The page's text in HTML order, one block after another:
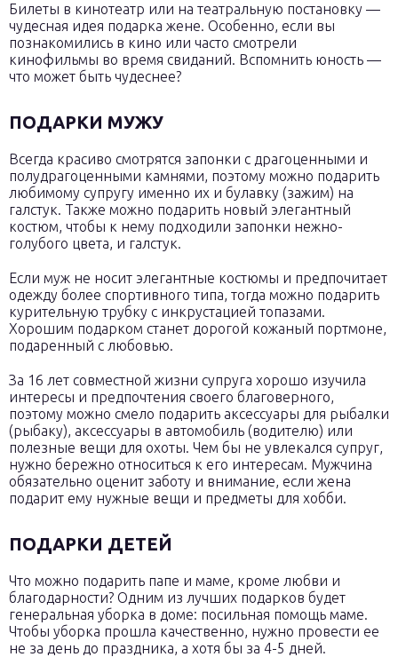
Билеты в кинотеатр или на театральную постановку —
чудесная идея подарка жене. Особенно, если вы
познакомились в кино или часто смотрели
кинофильмы во время свиданий. Вспомнить юность —
что может быть чудеснее?
ПОДАРКИ МУЖУ
Всегда красиво смотрятся запонки с драгоценными и
полудрагоценными камнями, поэтому можно подарить
любимому супругу именно их и булавку (зажим) на
галстук. Также можно подарить новый элегантный
костюм, чтобы к нему подходили запонки нежно-
голубого цвета, и галстук.
Если муж не носит элегантные костюмы и предпочитает
одежду более спортивного типа, тогда можно подарить
курительную трубку с инкрустацией топазами.
Хорошим подарком станет дорогой кожаный портмоне,
подаренный с любовью.
За 16 лет совместной жизни супруга хорошо изучила
интересы и предпочтения своего благоверного,
поэтому можно смело подарить аксессуары для рыбалки
(рыбаку), аксессуары в автомобиль (водителю) или
полезные вещи для охоты. Чем бы не увлекался супруг,
нужно бережно относиться к его интересам. Мужчина
обязательно оценит заботу и внимание, если жена
подарит ему нужные вещи и предметы для хобби.
ПОДАРКИ ДЕТЕЙ
Что можно подарить папе и маме, кроме любви и
благодарности? Одним из лучших подарков будет
генеральная уборка в доме: посильная помощь маме.
Чтобы уборка прошла качественно, нужно провести ее
не за день до праздника, а хотя бы за 4-5 дней.